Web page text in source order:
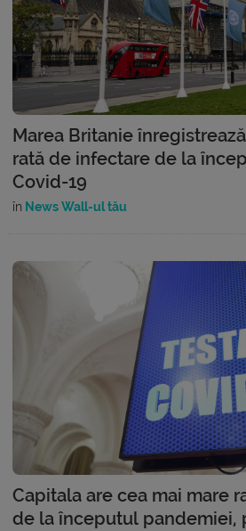
Marea Britanie
rată de infectare de la
Covid-19
în News Wall-ul tău
Capitala are cea mai mare
de la începutul pandemiei,